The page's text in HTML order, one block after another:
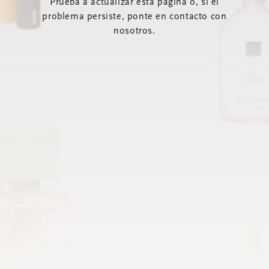
Prueba a actualizar esta página o, si el
problema persiste, ponte en contacto con
nosotros.